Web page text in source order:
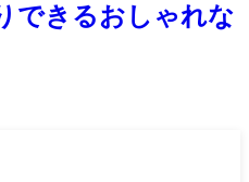
できるおしゃれな